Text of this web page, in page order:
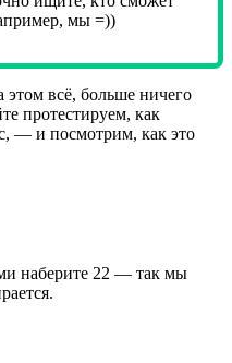
мы =))
этом всё, больше ничего
протестируем, как
— и посмотрим, как это
наберите 22 — так мы